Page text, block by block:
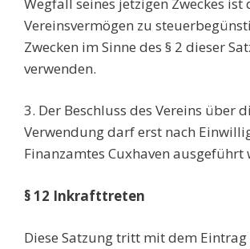
Vereinsvermögen zu
Zwecken im Sinne des § 2 dieser
verwenden.
3. Der Beschluss des Vereins über
Verwendung darf erst nach
Finanzamtes Cuxhaven ausgeführt
§ 12 Inkrafttreten
Diese Satzung tritt mit dem Eintrag